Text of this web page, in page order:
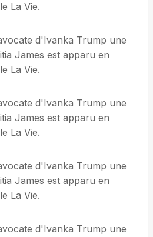
La Vie.
d'Ivanka Trump une
James est apparu en
La Vie.
d'Ivanka Trump une
James est apparu en
La Vie.
d'Ivanka Trump une
James est apparu en
La Vie.
d'Ivanka Trump une